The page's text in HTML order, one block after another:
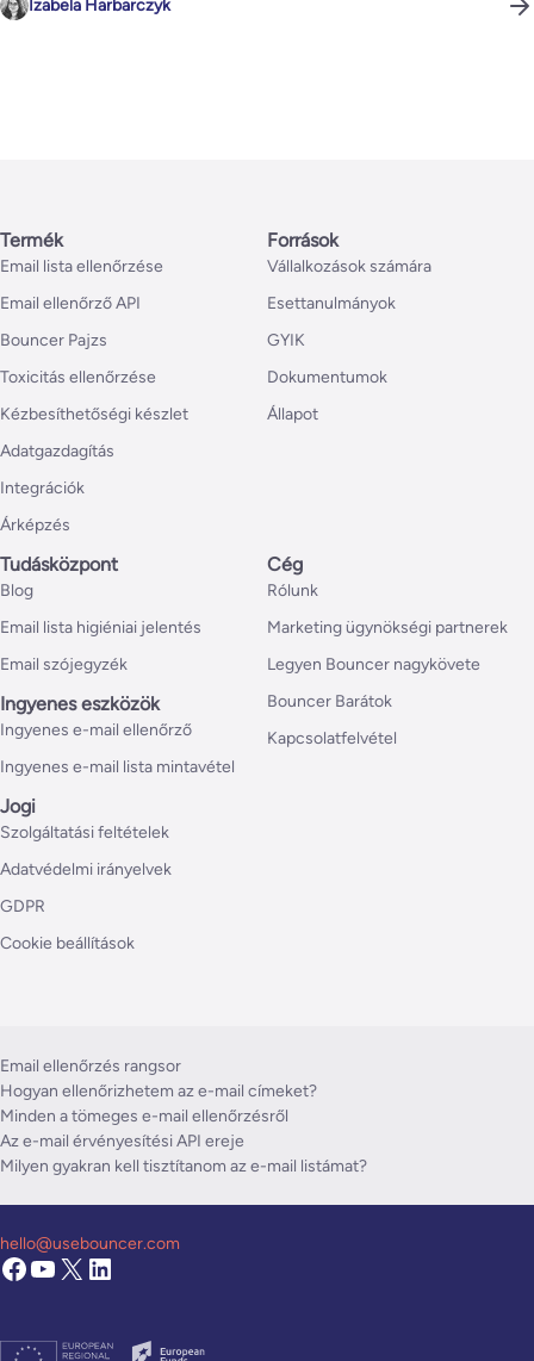
Izabela Harbarczyk
Termék
Email lista ellenőrzése
Email ellenőrző API
Bouncer Pajzs
Toxicitás ellenőrzése
Kézbesíthetőségi készlet
Adatgazdagítás
Integrációk
Árképzés
Források
Vállalkozások számára
Esettanulmányok
GYIK
Dokumentumok
Állapot
Tudásközpont
Blog
Email lista higiéniai jelentés
Email szójegyzék
Ingyenes eszközök
Ingyenes e-mail ellenőrző
Ingyenes e-mail lista mintavétel
Cég
Rólunk
Marketing ügynökségi partnerek
Legyen Bouncer nagykövete
Bouncer Barátok
Kapcsolatfelvétel
Jogi
Szolgáltatási feltételek
Adatvédelmi irányelvek
GDPR
Cookie beállítások
Email ellenőrzés rangsor
Hogyan ellenőrizhetem az e-mail címeket?
Minden a tömeges e-mail ellenőrzésről
Az e-mail érvényesítési API ereje
Milyen gyakran kell tisztítanom az e-mail listámat?
hello@usebouncer.com